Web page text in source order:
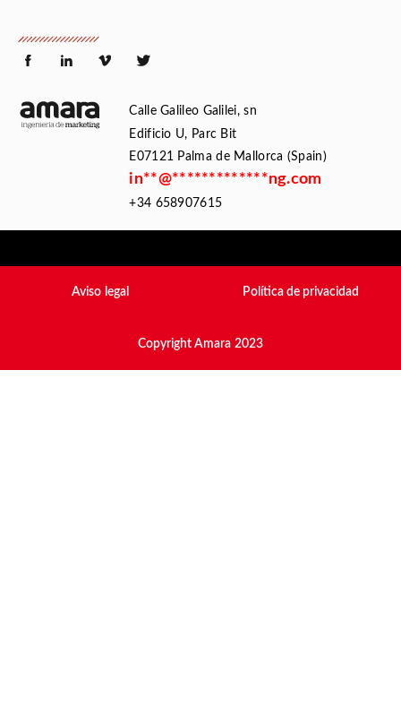
Calle Galileo Galilei, sn
Edificio U, Parc Bit
E07121 Palma de Mallorca (Spain)
in**@*************ng.com
+34 658907615
Aviso legal Política de privacidad
Copyright Amara 2023